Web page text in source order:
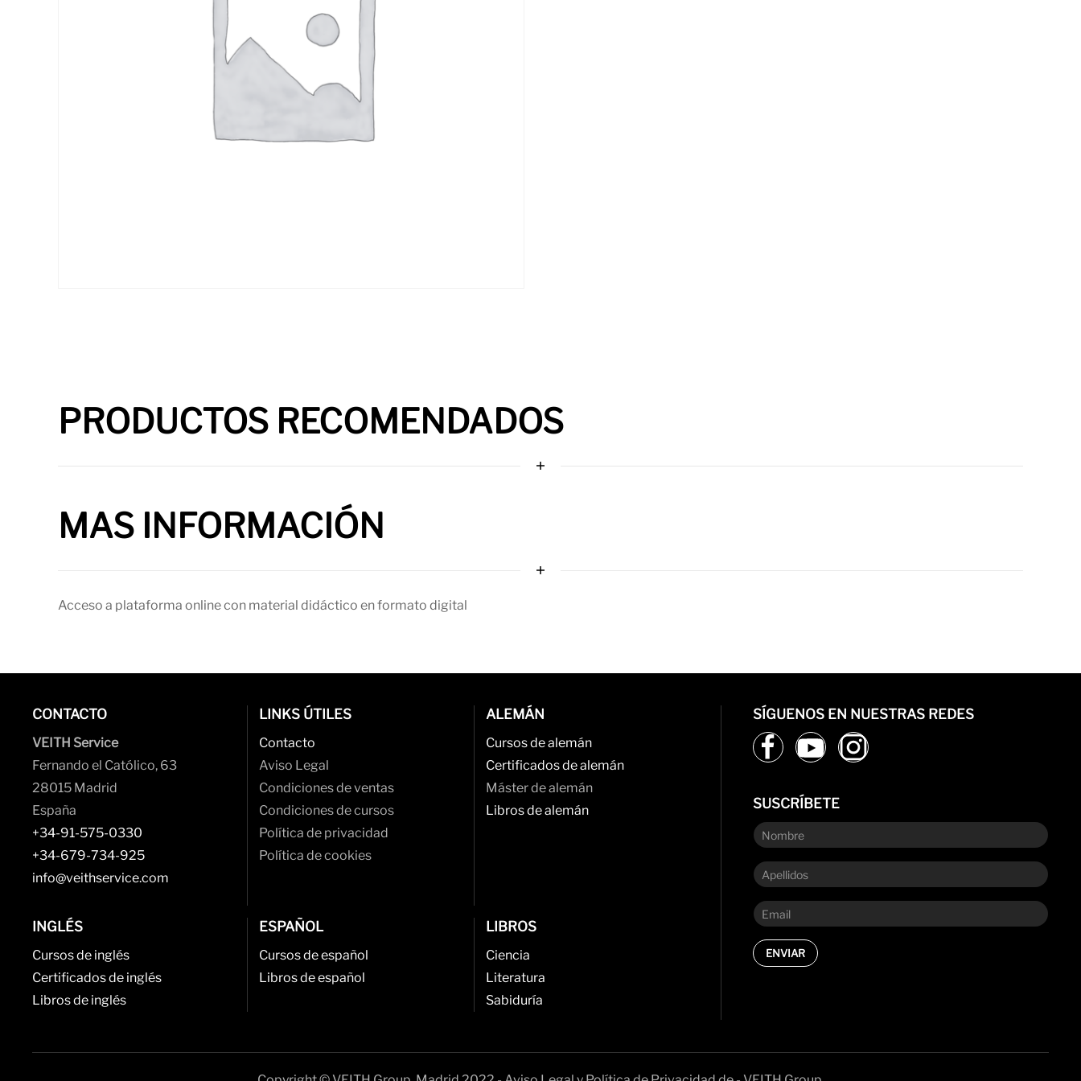
PRODUCTOS RECOMENDADOS
MAS INFORMACIÓN
Acceso a plataforma online con material didáctico en formato digital
CONTACTO
VEITH Service
Fernando el Católico, 63
28015 Madrid
España
+34-91-575-0330
+34-679-734-925
info@veithservice.com
LINKS ÚTILES
Contacto
Aviso Legal
Condiciones de ventas
Condiciones de cursos
Política de privacidad
Política de cookies
ALEMÁN
Cursos de alemán
Certificados de alemán
Máster de alemán
Libros de alemán
INGLÉS
Cursos de inglés
Certificados de inglés
Libros de inglés
ESPAÑOL
Cursos de español
Libros de español
LIBROS
Ciencia
Literatura
Sabiduría
SÍGUENOS EN NUESTRAS REDES
SUSCRÍBETE
ENVIAR